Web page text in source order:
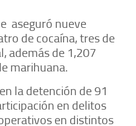
aseguró nueve
de cocaína, tres de
además de 1,207
marihuana.
la detención de 91
en delitos
en distintos